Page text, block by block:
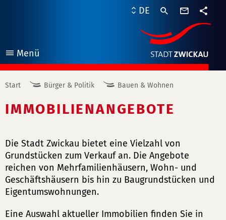
Menü
öffnen
DE
Start Bürger & Politik Bauen & Wohnen
IMMOBILIENANGEBOTE
Die Stadt Zwickau bietet eine Vielzahl von
Grundstücken zum Verkauf an. Die Angebote
reichen von Mehrfamilienhäusern, Wohn- und
Geschäftshäusern bis hin zu Baugrundstücken und
Eigentumswohnungen.
Eine Auswahl aktueller Immobilien finden Sie in